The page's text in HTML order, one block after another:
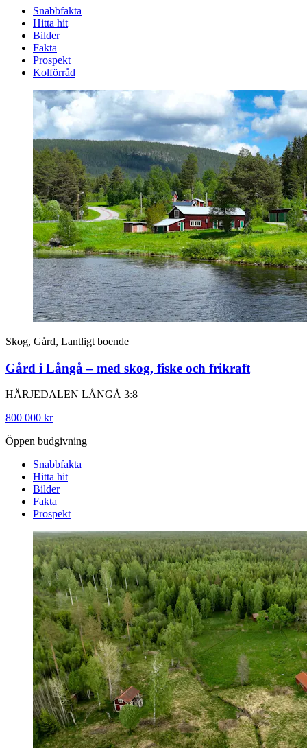
Snabbfakta
Hitta hit
Bilder
Fakta
Prospekt
Kolförråd
Skog, Gård, Lantligt boende
Gård i Långå – med skog, fiske och frikraft
HÄRJEDALEN LÅNGÅ 3:8
800 000 kr
Öppen budgivning
Snabbfakta
Hitta hit
Bilder
Fakta
Prospekt